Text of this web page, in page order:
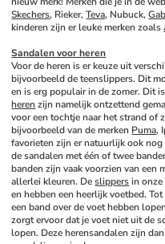
Skechers, Rieker, Teva, Nubuck,
kinderen zijn er leuke merken zoals
Sandalen voor heren
Voor de heren is er keuze uit
bijvoorbeeld de teenslippers. Dit
en is erg populair in de zomer. Dit
heren zijn namelijk ontzettend
voor een tochtje naar het strand of
bijvoorbeeld van de merken Puma,
favorieten zijn er natuurlijk ook
de sandalen met één of twee
banden zijn vaak voorzien van een
allerlei kleuren. De slippers in
en hebben een heerlijk voetbed.
een band over de voet hebben
zorgt ervoor dat je voet niet uit de
lopen. Deze herensandalen zijn